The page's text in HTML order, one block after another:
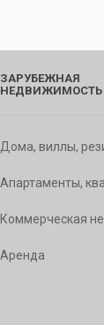
ЗАРУБЕЖНАЯ
НЕДВИЖИМОСТЬ
Дома, виллы,
Апартаменты,
Коммерческая
Аренда